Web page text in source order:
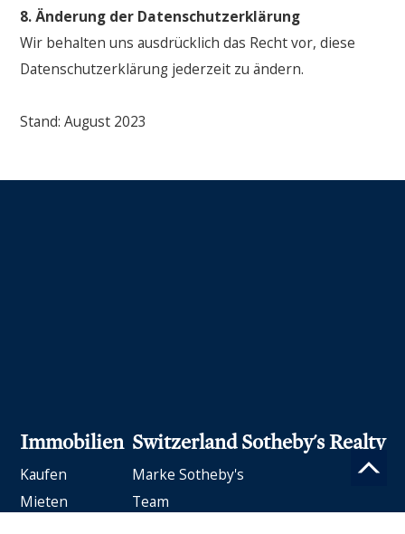
8. Änderung der Datenschutzerklärung
Wir behalten uns ausdrücklich das Recht vor, diese
Datenschutzerklärung jederzeit zu ändern.
Stand: August 2023
Immobilien
Kaufen
Mieten
Switzerland Sotheby's Realty
Marke Sotheby's
Team